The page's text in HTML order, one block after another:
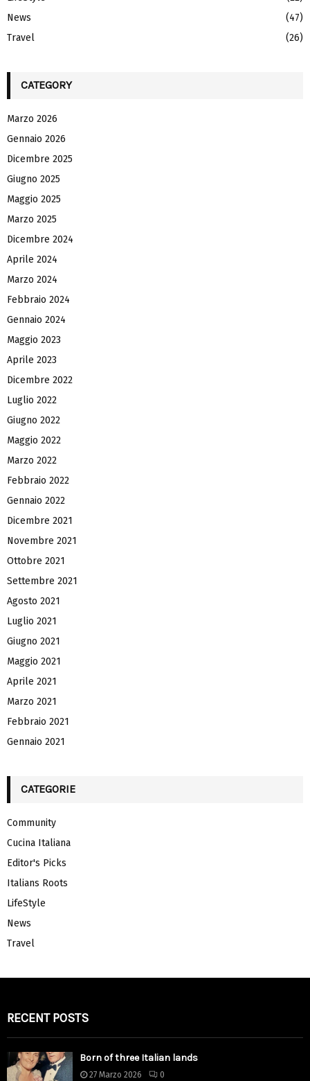
News
(47)
Travel
(26)
CATEGORY
Marzo 2026
Gennaio 2026
Dicembre 2025
Giugno 2025
Maggio 2025
Marzo 2025
Dicembre 2024
Aprile 2024
Marzo 2024
Febbraio 2024
Gennaio 2024
Maggio 2023
Aprile 2023
Dicembre 2022
Luglio 2022
Giugno 2022
Maggio 2022
Marzo 2022
Febbraio 2022
Gennaio 2022
Dicembre 2021
Novembre 2021
Ottobre 2021
Settembre 2021
Agosto 2021
Luglio 2021
Giugno 2021
Maggio 2021
Aprile 2021
Marzo 2021
Febbraio 2021
Gennaio 2021
CATEGORIE
Community
Cucina Italiana
Editor's Picks
Italians Roots
LifeStyle
News
Travel
RECENT POSTS
Born of three Italian lands
27 Marzo 2026 0